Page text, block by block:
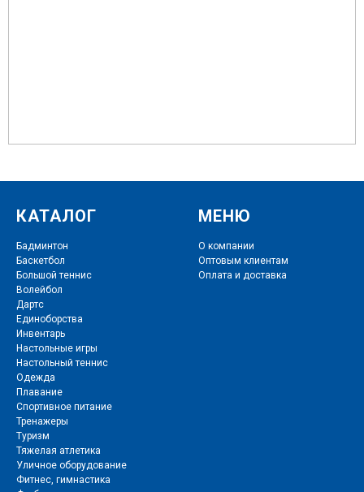
КАТАЛОГ
Бадминтон
Баскетбол
Большой теннис
Волейбол
Дартс
Единоборства
Инвентарь
Настольные игры
Настольный теннис
Одежда
Плавание
Спортивное питание
Тренажеры
Туризм
Тяжелая атлетика
Уличное оборудование
Фитнес, гимнастика
МЕНЮ
О компании
Оптовым клиентам
Оплата и доставка